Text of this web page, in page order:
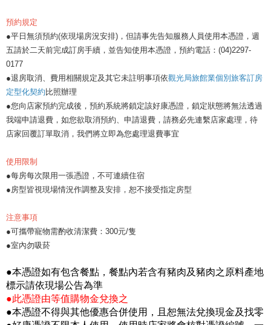
預約規定
●平日無須預約(依現場房況安排)，但請事先告知服務人員使用本憑證，週
五請於二天前完成訂房手續，並告知使用本憑證，預約電話：(04)2297-
0177
●退房取消、費用相關規定及其它未註明事項依觀光局旅館業個別旅客訂房
定型化契約 比照辦理
●您向店家預約完成後，預約系統將鎖定該好康憑證，鎖定狀態將無法透過
我端申請退費，如您欲取消預約、申請退費，請務必先連繫店家處理，待
店家回覆訂單取消，我們將立即為您處理退費事宜
使用限制
●每房每次限用一張憑證，不可連續住宿
●房型皆視現場情況作調整及安排，恕不接受指定房型
注意事項
●可攜帶寵物需酌收清潔費：300元/隻
●室內勿吸菸
●本憑證如有包含餐點，餐點內若含有豬肉及豬肉之原料產地
標示請依現場公告為準
●此憑證由等值購物金兌換之
●本憑證不得與其他優惠合併使用，且恕無法兌換現金及找零